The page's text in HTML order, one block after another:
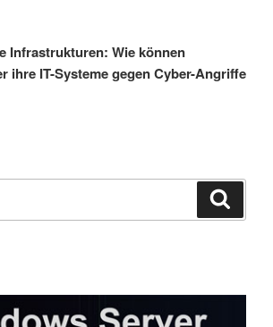
Infrastrukturen: Wie können
ihre IT-Systeme gegen Cyber-Angriffe